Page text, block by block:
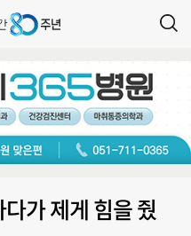
가 제게 힘을 줬